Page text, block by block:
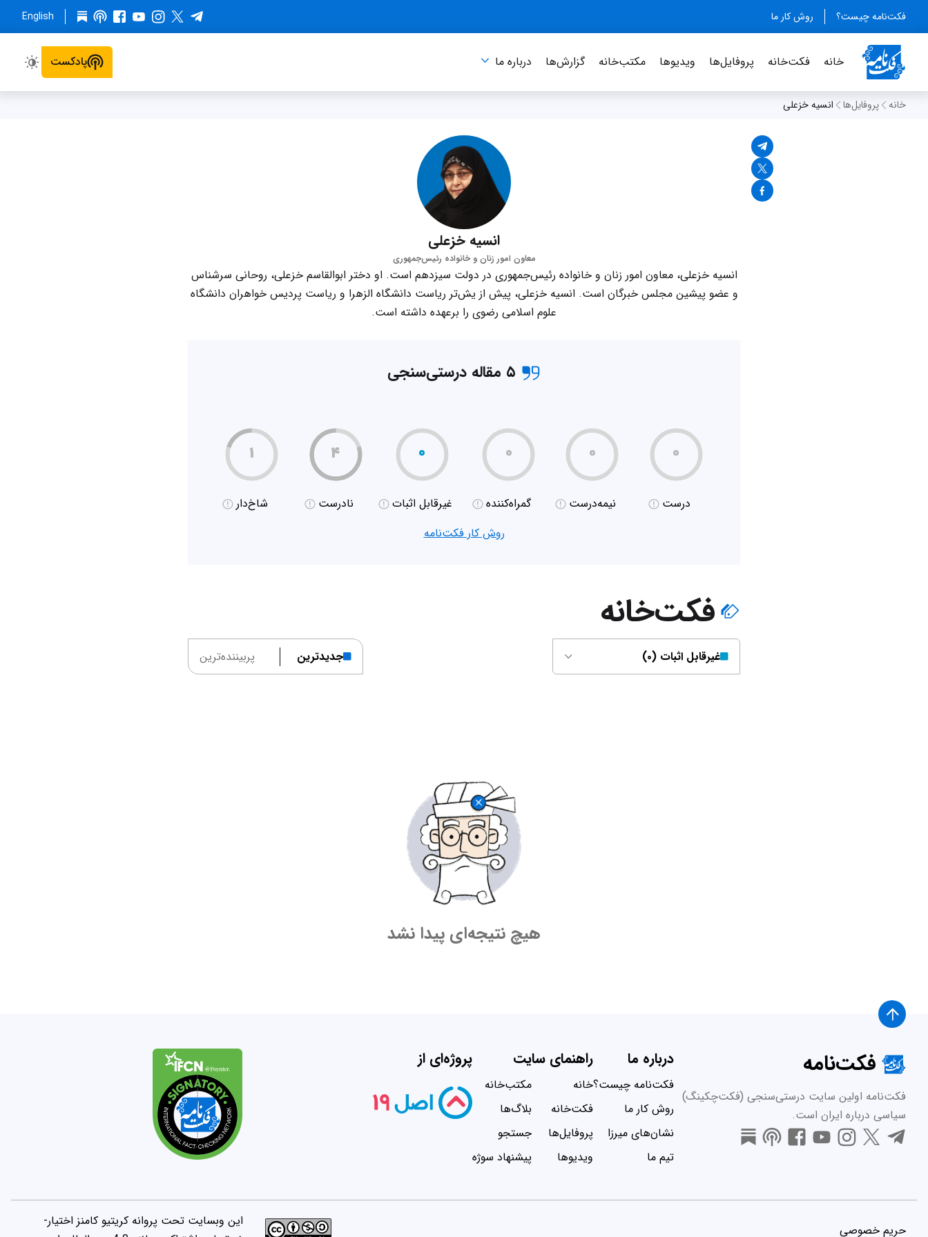
فکت‌نامه چیست؟ روش کار ما English
خانه فکت‌خانه پروفایل‌ها ویدیو‌ها مکتب‌خانه گزارش‌ها درباره‌ ما پادکست
خانه پروفایل‌ها انسیه خزعلی
انسیه خزعلی
معاون امور زنان و خانواده رئیس‌جمهوری
انسیه خزعلی، معاون امور زنان و خانواده رئیس‌جمهوری در دولت سیزدهم است. او دختر ابوالقاسم خزعلی، روحانی سرشناس
و عضو پیشین مجلس خبرگان است. انسیه خزعلی، پیش از یش‌تر ریاست دانشگاه الزهرا و ریاست پردیس خواهران دانشگاه
علوم اسلامی رضوی را برعهده داشته است.
۵ مقاله درستی‌سنجی
۰
درست
۰
نیمه‌درست
۰
گمراه‌کننده
۰
غیر‌قابل اثبات
۴
نادرست
۱
شاخ‌دار
روش کار فکت‌نامه
فکت‌خانه
غیر‌قابل اثبات (۰) جدیدترین پربیننده‌ترین
هیچ نتیجه‌ای پیدا نشد
فکت‌نامه
فکت‌نامه اولین سایت درستی‌سنجی (فکت‌چکینگ)
سیاسی درباره ایران است.
درباره ما
فکت‌نامه چیست؟
روش کار ما
نشان‌های میرزا
تیم ما
راهنمای سایت
خانه
فکت‌خانه
پروفایل‌ها
ویدیو‌ها
مکتب‌خانه
بلاگ‌ها
جستجو
پیشنهاد سوژه
پروژه‌ای از
حریم خصوصی
این وبسایت تحت پروانه کریتیو کامنز اختیار-